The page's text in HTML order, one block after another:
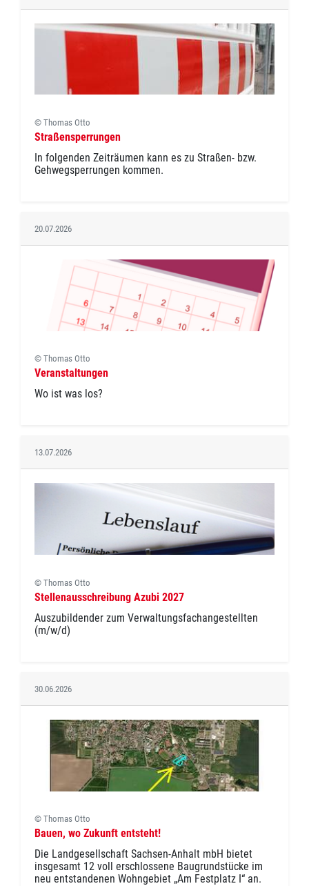
Straßensperrungen
In folgenden Zeiträumen kann es zu Straßen- bzw.
Gehwegsperrungen kommen.
© Thomas Otto
Veranstaltungen
Wo ist was los?
© Thomas Otto
20.07.2026
Stellenausschreibung Azubi 2027
Auszubildender zum Verwaltungsfachangestellten
(m/w/d)
© Thomas Otto
13.07.2026
Bauen, wo Zukunft entsteht!
Die Landgesellschaft Sachsen-Anhalt mbH bietet
insgesamt 12 voll erschlossene Baugrundstücke im
neu entstandenen Wohngebiet „Am Festplatz I“ an.
© Thomas Otto
30.06.2026